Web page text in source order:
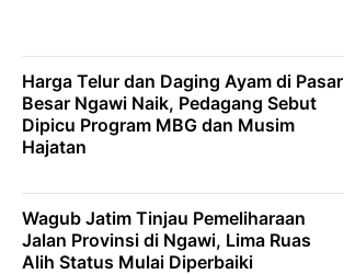
Harga Telur dan Daging Ayam di Pasar
Besar Ngawi Naik, Pedagang Sebut
Dipicu Program MBG dan Musim
Hajatan
Wagub Jatim Tinjau Pemeliharaan
Jalan Provinsi di Ngawi, Lima Ruas
Alih Status Mulai Diperbaiki